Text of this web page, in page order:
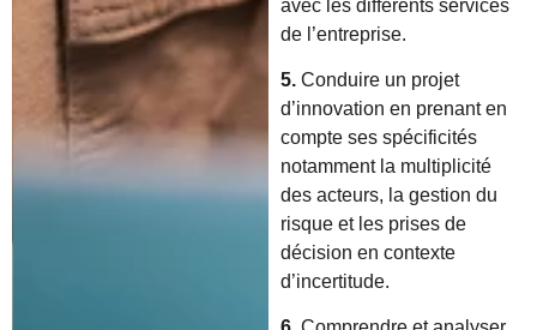
avec les différents services
de l’entreprise.
5. Conduire un projet
d’innovation en prenant en
compte ses spécificités
notamment la multiplicité
des acteurs, la gestion du
risque et les prises de
décision en contexte
d’incertitude.